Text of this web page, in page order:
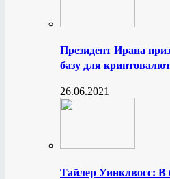
Президент Ирана
базу для
26.06.2021
Тайлер Уинклвосс: В